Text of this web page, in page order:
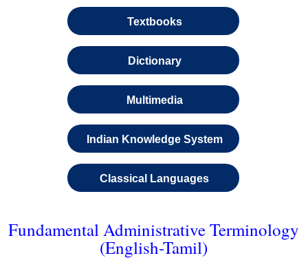
Textbooks
Dictionary
Multimedia
Indian Knowledge System
Classical Languages
Fundamental Administrative Terminology
(English-Tamil)